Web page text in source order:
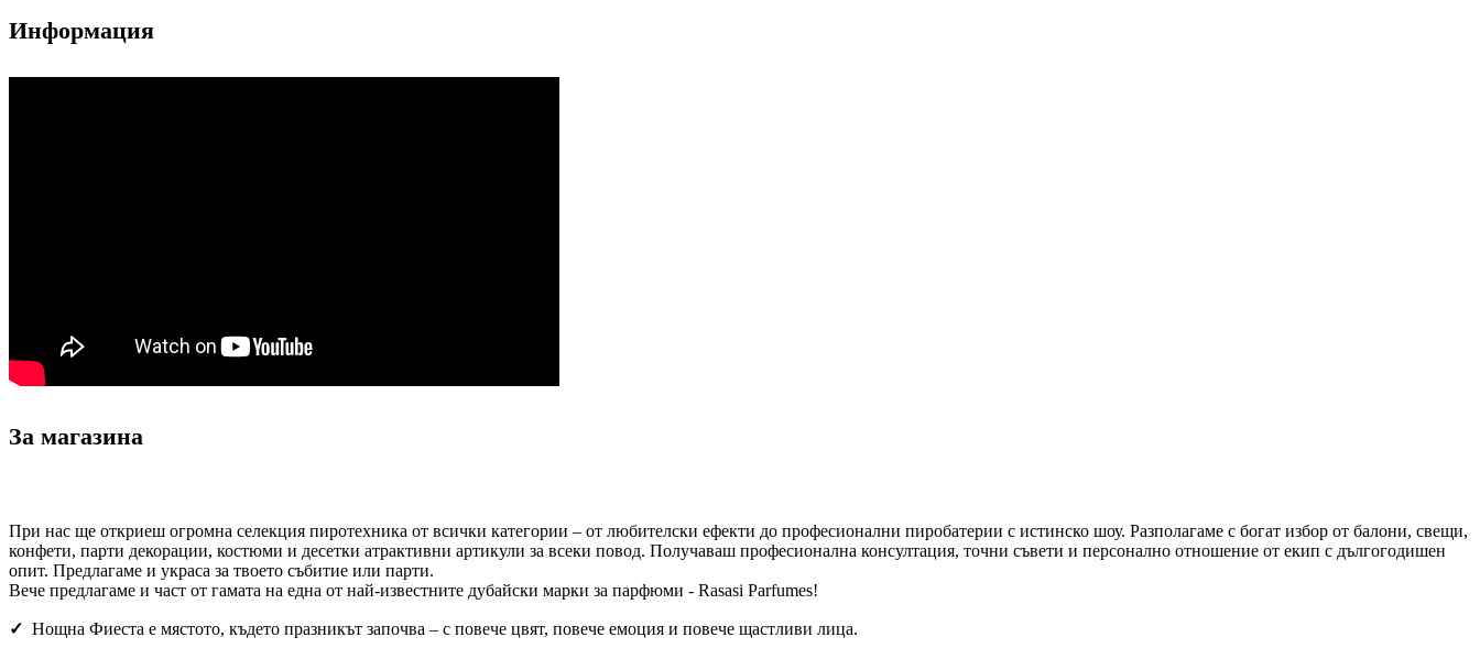
Информация
За магазина
При нас ще откриеш огромна селекция пиротехника от всички категории – от любителски ефекти до професионални пиробатерии с истинско шоу. Разполагаме с богат избор от балони, свещи,
конфети, парти декорации, костюми и десетки атрактивни артикули за всеки повод. Получаваш професионална консултация, точни съвети и персонално отношение от екип с дългогодишен
опит. Предлагаме и украса за твоето събитие или парти.
Вече предлагаме и част от гамата на една от най-известните дубайски марки за парфюми - Rasasi Parfumes!
✓ Нощна Фиеста е мястото, където празникът започва – с повече цвят, повече емоция и повече щастливи лица.